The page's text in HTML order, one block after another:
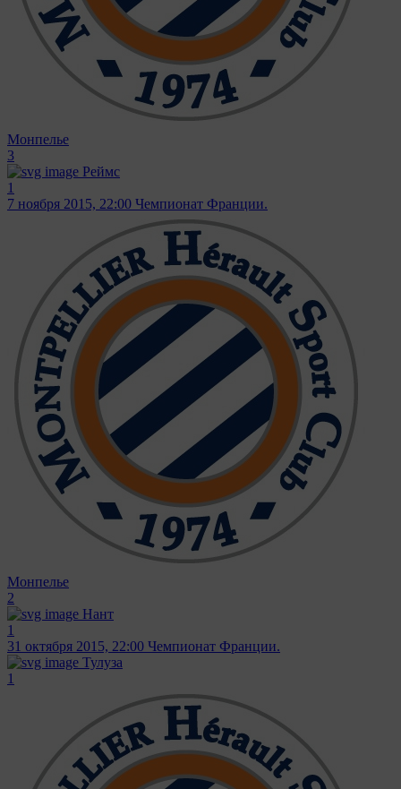
Монпелье
3
Реймс
1
7 ноября 2015, 22:00 Чемпионат Франции.
Монпелье
2
Нант
1
31 октября 2015, 22:00 Чемпионат Франции.
Тулуза
1